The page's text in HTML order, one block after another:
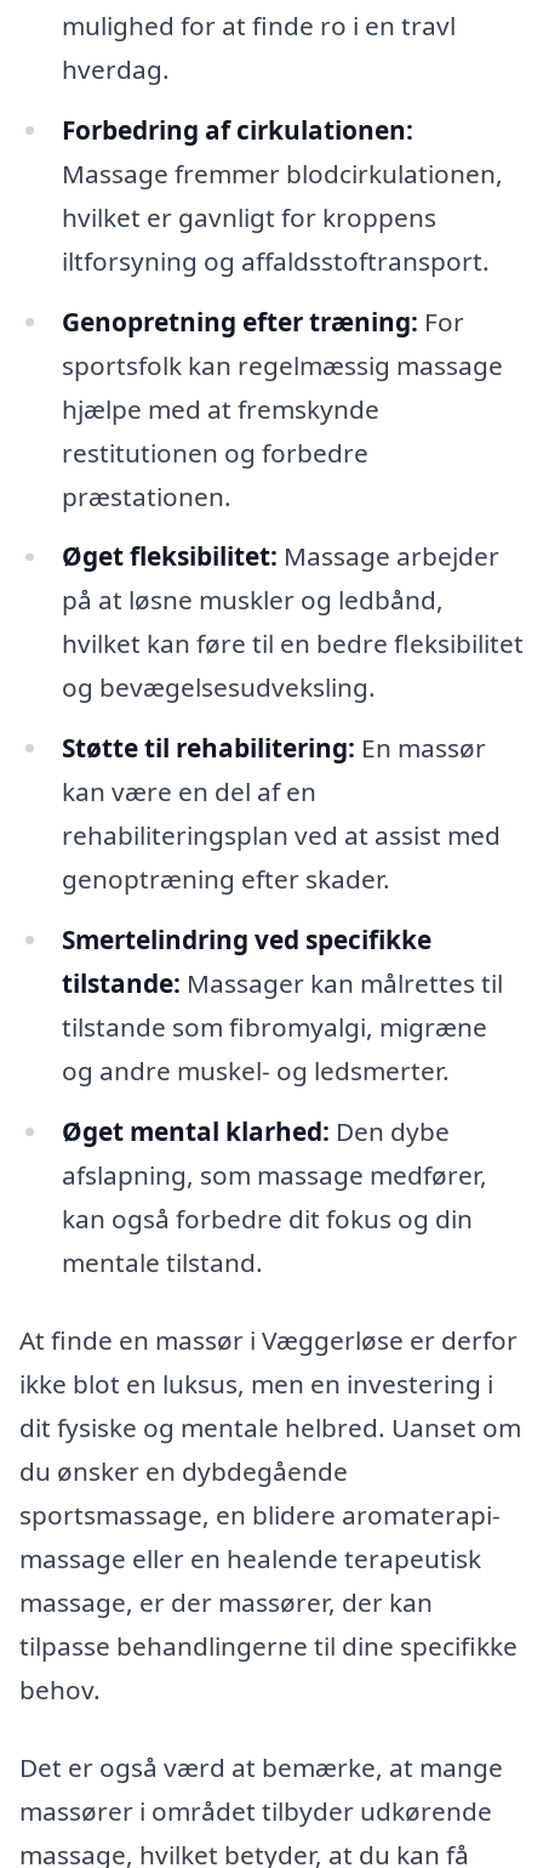
mulighed for at finde ro i en travl
hverdag.
Forbedring af cirkulationen:
Massage fremmer blodcirkulationen,
hvilket er gavnligt for kroppens
iltforsyning og affaldsstoftransport.
Genopretning efter træning: For
sportsfolk kan regelmæssig massage
hjælpe med at fremskynde
restitutionen og forbedre
præstationen.
Øget fleksibilitet: Massage arbejder
på at løsne muskler og ledbånd,
hvilket kan føre til en bedre fleksibilitet
og bevægelsesudveksling.
Støtte til rehabilitering: En massør
kan være en del af en
rehabiliteringsplan ved at assist med
genoptræning efter skader.
Smertelindring ved specifikke
tilstande: Massager kan målrettes til
tilstande som fibromyalgi, migræne
og andre muskel- og ledsmerter.
Øget mental klarhed: Den dybe
afslapning, som massage medfører,
kan også forbedre dit fokus og din
mentale tilstand.
At finde en massør i Væggerløse er derfor
ikke blot en luksus, men en investering i
dit fysiske og mentale helbred. Uanset om
du ønsker en dybdegående
sportsmassage, en blidere aromaterapi-
massage eller en healende terapeutisk
massage, er der massører, der kan
tilpasse behandlingerne til dine specifikke
behov.
Det er også værd at bemærke, at mange
massører i området tilbyder udkørende
massage, hvilket betyder, at du kan få